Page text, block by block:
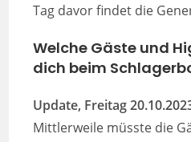
Tag davor findet die
Welche Gäste und
dich beim
Update, Freitag
Mittlerweile müsste die